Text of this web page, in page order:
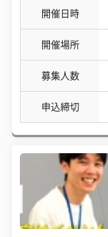
開催日時
開催場所
募集人数
申込締切